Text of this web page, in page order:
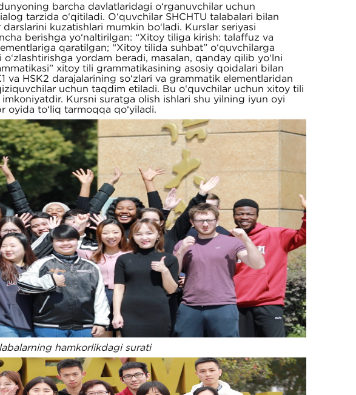
barcha davlatlaridagi o‘rganuvchilar uchun
tarzida o‘qitiladi. O‘quvchilar SHCHTU talabalari bilan
kuzatishlari mumkin bo‘ladi. Kurslar seriyasi
berishga yo‘naltirilgan: “Xitoy tiliga kirish: talaffuz va
qaratilgan; “Xitoy tilida suhbat” o‘quvchilarga
yordam beradi, masalan, qanday qilib yo‘lni
xitoy tili grammatikasining asosiy qoidalari bilan
va HSK2 darajalarining so‘zlari va grammatik elementlaridan
uchun taqdim etiladi. Bu o‘quvchilar uchun xitoy tili
Kursni suratga olish ishlari shu yilning iyun oyi
oyida to‘liq tarmoqqa qo‘yiladi.
hamkorlikdagi surati